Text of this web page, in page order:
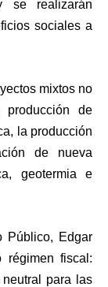
se realizarán
sociales a
mixtos no
de
la producción
de nueva
geotermia e
Público, Edgar
régimen fiscal:
para las